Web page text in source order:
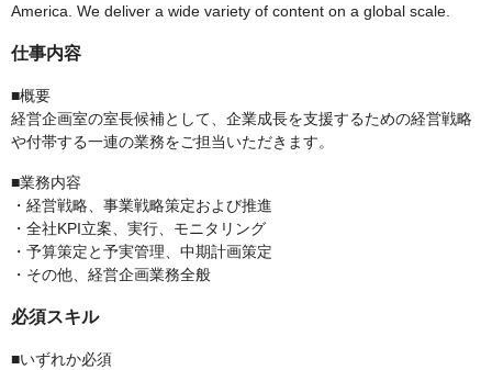
America. We deliver a wide variety of content on a global scale.
仕事内容
■概要
経営企画室の室長候補として、企業成長を支援するための経営戦略
や付帯する一連の業務をご担当いただきます。
■業務内容
・経営戦略、事業戦略策定および推進
・全社KPI立案、実行、モニタリング
・予算策定と予実管理、中期計画策定
・その他、経営企画業務全般
必須スキル
■いずれか必須